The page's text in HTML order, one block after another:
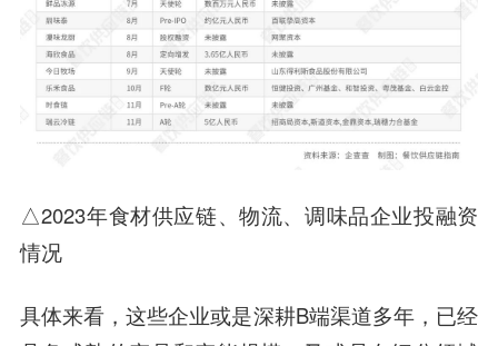
△2023年食材供应链、物流、调味品企业投融资
情况
具体来看，这些企业或是深耕B端渠道多年，已经